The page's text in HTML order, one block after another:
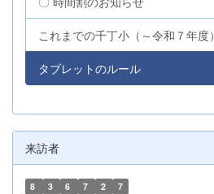
これまでの千丁小（～令和７年度）
タブレットのルール
来訪者
8 3 6 7 2 7